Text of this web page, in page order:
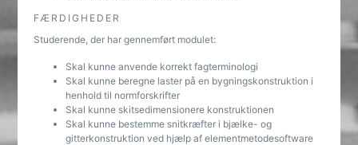
FÆRDIGHEDER
Studerende, der har gennemført modulet:
Skal kunne anvende korrekt fagterminologi
Skal kunne beregne laster på en bygningskonstruktion i
henhold til normforskrifter
Skal kunne skitsedimensionere konstruktionen
Skal kunne bestemme snitkræfter i bjælke- og
gitterkonstruktion ved hjælp af elementmetodesoftware